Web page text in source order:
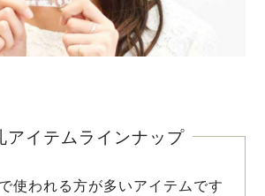
アイテムラインナップ
使われる方が多いアイテムです